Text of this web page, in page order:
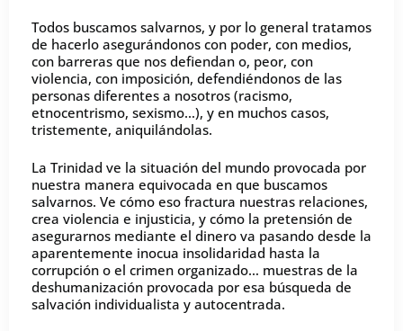
Todos buscamos salvarnos, y por lo general tratamos
de hacerlo asegurándonos con poder, con medios,
con barreras que nos defiendan o, peor, con
violencia, con imposición, defendiéndonos de las
personas diferentes a nosotros (racismo,
etnocentrismo, sexismo…), y en muchos casos,
tristemente, aniquilándolas.
La Trinidad ve la situación del mundo provocada por
nuestra manera equivocada en que buscamos
salvarnos. Ve cómo eso fractura nuestras relaciones,
crea violencia e injusticia, y cómo la pretensión de
asegurarnos mediante el dinero va pasando desde la
aparentemente inocua insolidaridad hasta la
corrupción o el crimen organizado… muestras de la
deshumanización provocada por esa búsqueda de
salvación individualista y autocentrada.